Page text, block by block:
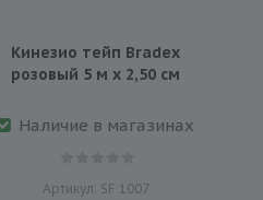
Кинезио тейп Bradex
розовый 5 м х 2,50 см
Наличие в магазинах
Артикул: SF 1007